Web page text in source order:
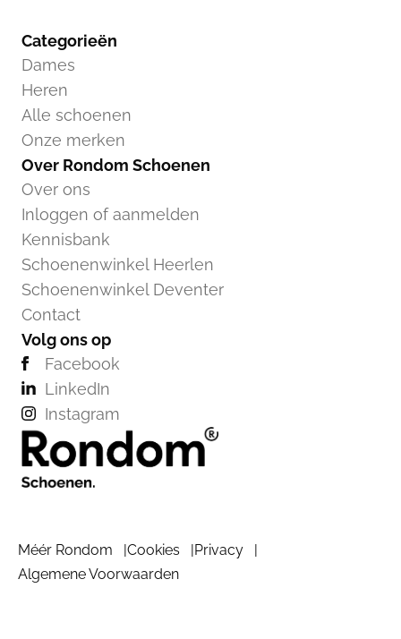
Categorieën
Dames
Heren
Alle schoenen
Onze merken
Over Rondom Schoenen
Over ons
Inloggen of aanmelden
Kennisbank
Schoenenwinkel Heerlen
Schoenenwinkel Deventer
Contact
Volg ons op
Facebook
LinkedIn
Instagram
Méér Rondom Cookies
Privacy
Algemene Voorwaarden